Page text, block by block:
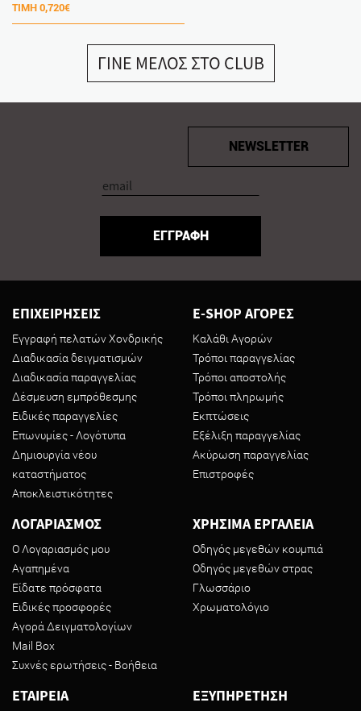
ΤΙΜΗ 0,720€
ΓΙΝΕ ΜΕΛΟΣ ΣΤΟ CLUB
NEWSLETTER
ΕΓΓΡΑΦΗ
ΕΠΙΧΕΙΡΗΣΕΙΣ
Εγγραφή πελατών Χονδρικής
Διαδικασία δειγματισμών
Διαδικασία παραγγελίας
Δέσμευση εμπρόθεσμης
Ειδικές παραγγελίες
Επωνυμίες - Λογότυπα
Δημιουργία νέου
καταστήματος
Αποκλειστικότητες
E-SHOP ΑΓΟΡΕΣ
Καλάθι Αγορών
Τρόποι παραγγελίας
Τρόποι αποστολής
Τρόποι πληρωμής
Εκπτώσεις
Εξέλιξη παραγγελίας
Ακύρωση παραγγελίας
Επιστροφές
ΛΟΓΑΡΙΑΣΜΟΣ
Ο Λογαριασμός μου
Αγαπημένα
Είδατε πρόσφατα
Ειδικές προσφορές
Αγορά Δειγματολογίων
Mail Box
Συχνές ερωτήσεις - Βοήθεια
ΧΡΗΣΙΜΑ ΕΡΓΑΛΕΙΑ
Οδηγός μεγεθών κουμπιά
Οδηγός μεγεθών στρας
Γλωσσάριο
Χρωματολόγιο
ΕΤΑΙΡΕΙΑ ΕΞΥΠΗΡΕΤΗΣΗ